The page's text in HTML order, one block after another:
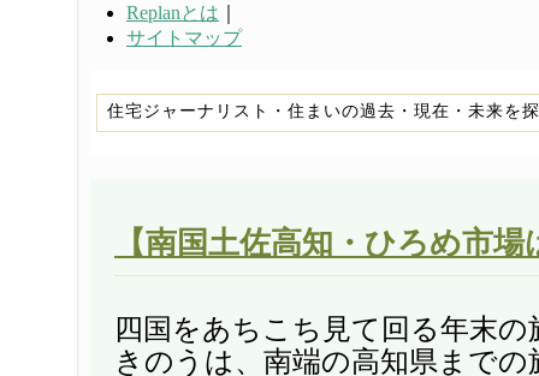
Replanとは
サイトマップ
住宅ジャーナリスト・住まいの過去・現在・未来を
【南国土佐高知・ひろめ市
四国をあちこち見て回る年末の
きのうは、南端の高知県まで